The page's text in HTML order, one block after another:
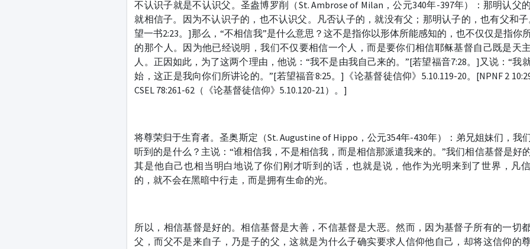
不认识子就是不认识父。圣盎博罗削（St. Ambrose of Milan，公元340年-397年）：那明认父
就相信子。因为不认识子的，也不认识父。凡否认子的，就没有父；那明认子的，也有父和
望一书2:23。]那么，“不相信我”是什么意思？这不是指你以形体所能感知的，也不仅仅是指你
的那个人。因为他已经说明，我们不仅要相信一个人，而是要你们相信耶稣基督自己既是天
人。正因如此，为了这两个理由，他说：“我不是由我自己来的。”[若望福音7:28。]又说：“我
始，这正是我向你们所讲论的。”[若望福音8:25。]《论基督徒信仰》5.10.119-20。[NPNF 2
CSEL 78:261-62（《论基督徒信仰》5.10.120-21）。]
将尊荣归于生育者。圣奥斯定（St. Augustine of Hippo，公元354年-430年）：弟兄姐妹们，我
听到的是什么？主说：“谁相信我，不是相信我，而是相信那派遣我来的。”我们相信基督是好
其是他自己也相当明白地说了你们刚才听到的话，也就是说，他作为光明来到了世界，凡
的，就不会在黑暗中行走，而是拥有生命的光。
所以，相信基督是好的。相信基督是大善，不信基督是大恶。然而，因为基督子所有的一切
父，而父不是来自子，乃是子的父，这就是为什么子确实要求人信仰他自己，却将这信仰的